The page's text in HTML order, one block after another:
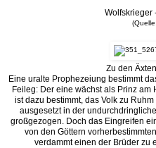
Wolfskrieger
(Quelle:
Zu den
Eine uralte Prophezeiung bestimmt
Feileg: Der eine wächst als Prinz am
ist dazu bestimmt, das Volk zu
ausgesetzt in der
großgezogen. Doch das Eingreifen
von den Göttern
verdammt einen der Brüder